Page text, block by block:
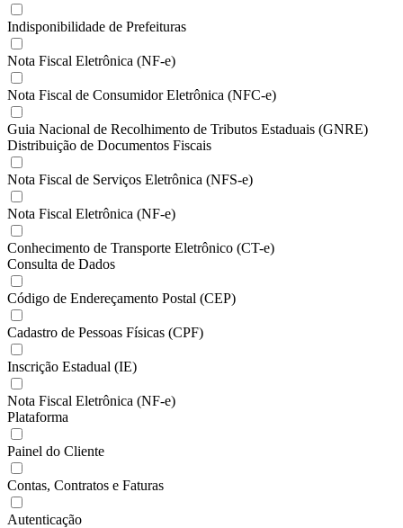
Indisponibilidade de Prefeituras
Nota Fiscal Eletrônica (NF-e)
Nota Fiscal de Consumidor Eletrônica (NFC-e)
Guia Nacional de Recolhimento de Tributos Estaduais (GNRE)
Distribuição de Documentos Fiscais
Nota Fiscal de Serviços Eletrônica (NFS-e)
Nota Fiscal Eletrônica (NF-e)
Conhecimento de Transporte Eletrônico (CT-e)
Consulta de Dados
Código de Endereçamento Postal (CEP)
Cadastro de Pessoas Físicas (CPF)
Inscrição Estadual (IE)
Nota Fiscal Eletrônica (NF-e)
Plataforma
Painel do Cliente
Contas, Contratos e Faturas
Autenticação